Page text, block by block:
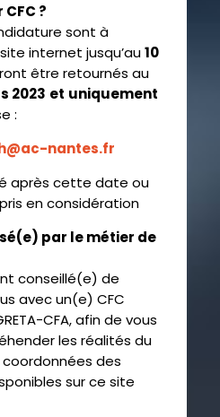
?
sont à
internet jusqu’au10
être retournés au
2023 et uniquement
:
nantes.fr
après cette date ou
en considération
par le métier de
conseillé(e) de
avec un(e) CFC
CFA, afin de vous
les réalités du
coordonnées des
sur ce site